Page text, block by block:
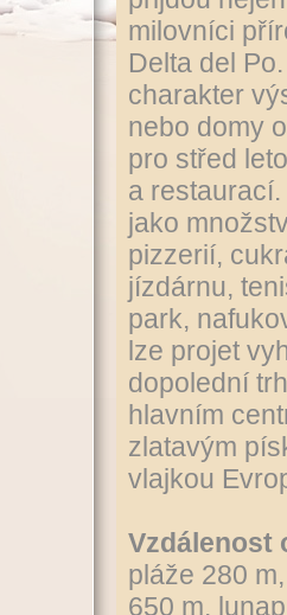
milovníci
Delta del
charakter
nebo domy
pro střed
a
jako
pizzerií,
jízdárnu,
park,
lze projet
dopolední
hlavním
zlatavým
vlajkou
Vzdálenost
pláže 280
650 m,